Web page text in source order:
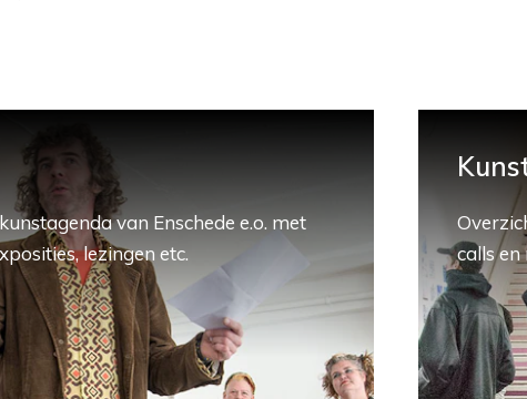
van Enschede e.o. met
lezingen etc.
calls en